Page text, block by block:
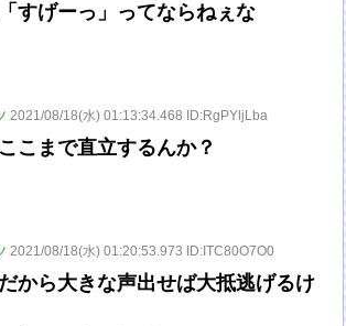
すげーっ」ってならねぇな
2021/08/18(水) 01:13:34.468 ID:RgPYljLba
こまで直立するんか？
2021/08/18(水) 01:20:53.973 ID:ITC80O7O0
から大きな声出せば大抵逃げるけ